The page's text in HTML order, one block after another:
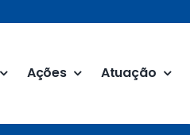
Ações Atuação